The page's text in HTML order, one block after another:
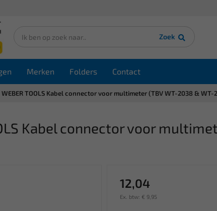
Zoek
Merken Folders Contact
WEBER TOOLS Kabel connector voor multimeter (TBV WT-2038 & WT-
Kabel connector voor
12,04
Ex. btw: € 9,95